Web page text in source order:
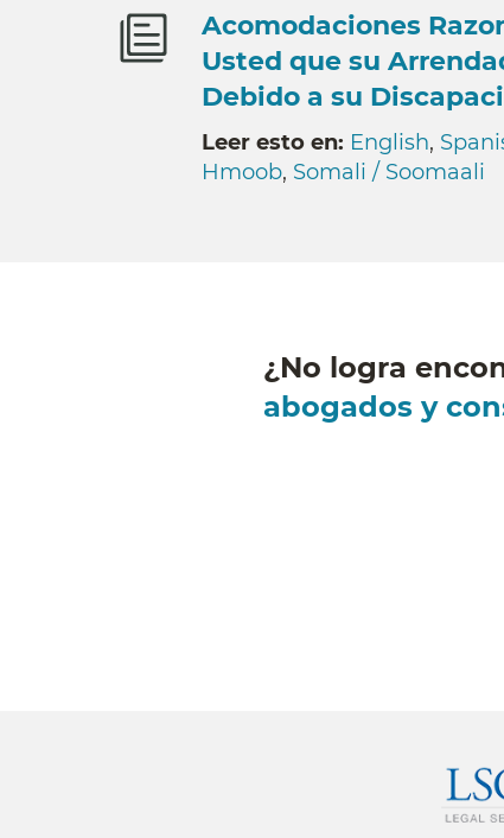
Acomodaciones
Usted que su
Debido a su
Leer esto en: English,
Hmoob, Somali / Soomaali
¿No logra
abogados y